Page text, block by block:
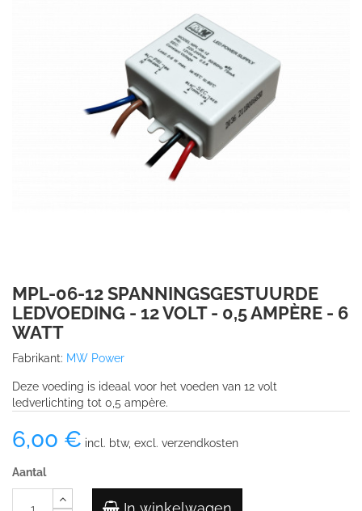
MPL-06-12 SPANNINGSGESTUURDE
LEDVOEDING - 12 VOLT - 0,5 AMPÈRE - 6
WATT
Fabrikant: MW Power
Deze voeding is ideaal voor het voeden van 12 volt
ledverlichting tot 0,5 ampère.
6,00 € incl. btw, excl. verzendkosten
Aantal